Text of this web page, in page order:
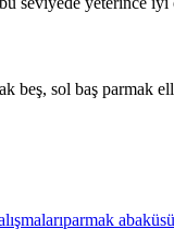
sol baş parmak
parmak